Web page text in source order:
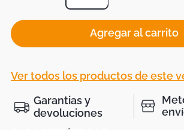
Agregar al carrito
Ver todos los productos de este
Garantias y
devoluciones